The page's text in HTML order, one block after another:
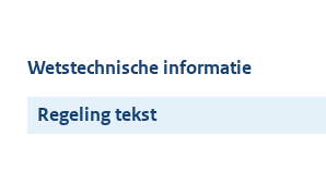
Wetstechnische informatie
Regeling tekst